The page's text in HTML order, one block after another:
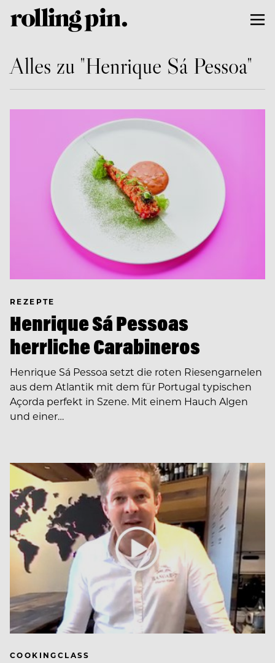
Alles zu "Henrique Sá Pessoa"
REZEPTE
Henrique Sá Pessoas
herrliche Carabineros
Henrique Sá Pessoa setzt die roten Riesengarnelen
aus dem Atlantik mit dem für Portugal typischen
Açorda perfekt in Szene. Mit einem Hauch Algen
und einer…
COOKINGCLASS